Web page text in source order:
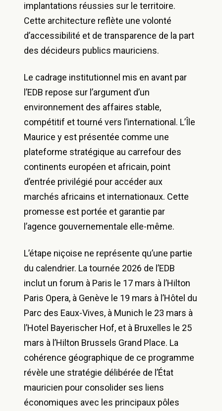
implantations réussies sur le territoire.
Cette architecture reflète une volonté
d’accessibilité et de transparence de la part
des décideurs publics mauriciens.
Le cadrage institutionnel mis en avant par
l’EDB repose sur l’argument d’un
environnement des affaires stable,
compétitif et tourné vers l’international. L’Île
Maurice y est présentée comme une
plateforme stratégique au carrefour des
continents européen et africain, point
d’entrée privilégié pour accéder aux
marchés africains et internationaux. Cette
promesse est portée et garantie par
l’agence gouvernementale elle-même.
L’étape niçoise ne représente qu’une partie
du calendrier. La tournée 2026 de l’EDB
inclut un forum à Paris le 17 mars à l’Hilton
Paris Opera, à Genève le 19 mars à l’Hôtel du
Parc des Eaux-Vives, à Munich le 23 mars à
l’Hotel Bayerischer Hof, et à Bruxelles le 25
mars à l’Hilton Brussels Grand Place. La
cohérence géographique de ce programme
révèle une stratégie délibérée de l’État
mauricien pour consolider ses liens
économiques avec les principaux pôles